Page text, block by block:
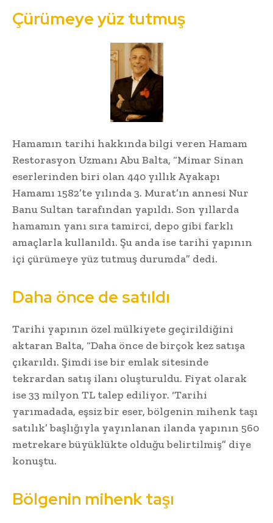
Çürümeye yüz tutmuş
Hamamın tarihi hakkında bilgi veren Hamam
Restorasyon Uzmanı Abu Balta, “Mimar Sinan
eserlerinden biri olan 440 yıllık Ayakapı
Hamamı 1582’te yılında 3. Murat’ın annesi Nur
Banu Sultan tarafından yapıldı. Son yıllarda
hamamın yanı sıra tamirci, depo gibi farklı
amaçlarla kullanıldı. Şu anda ise tarihi yapının
içi çürümeye yüz tutmuş durumda” dedi.
Daha önce de satıldı
Tarihi yapının özel mülkiyete geçirildiğini
aktaran Balta, “Daha önce de birçok kez satışa
çıkarıldı. Şimdi ise bir emlak sitesinde
tekrardan satış ilanı oluşturuldu. Fiyat olarak
ise 33 milyon TL talep ediliyor. ‘Tarihi
yarımadada, eşsiz bir eser, bölgenin mihenk taşı
satılık’ başlığıyla yayınlanan ilanda yapının 560
metrekare büyüklükte olduğu belirtilmiş” diye
konuştu.
Bölgenin mihenk taşı